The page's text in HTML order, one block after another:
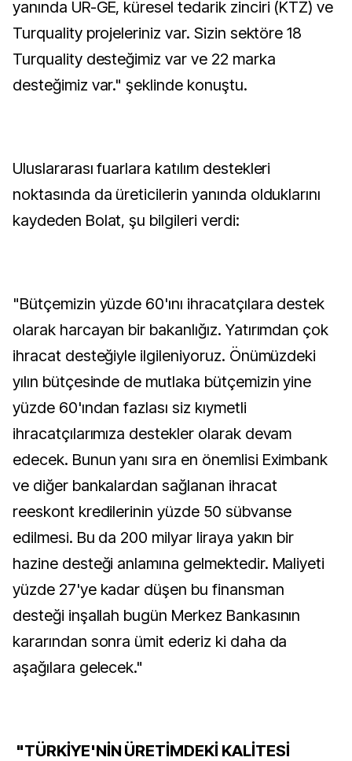
yanında UR-GE, küresel tedarik zinciri (KTZ) ve
Turquality projeleriniz var. Sizin sektöre 18
Turquality desteğimiz var ve 22 marka
desteğimiz var." şeklinde konuştu.
Uluslararası fuarlara katılım destekleri
noktasında da üreticilerin yanında olduklarını
kaydeden Bolat, şu bilgileri verdi:
"Bütçemizin yüzde 60'ını ihracatçılara destek
olarak harcayan bir bakanlığız. Yatırımdan çok
ihracat desteğiyle ilgileniyoruz. Önümüzdeki
yılın bütçesinde de mutlaka bütçemizin yine
yüzde 60'ından fazlası siz kıymetli
ihracatçılarımıza destekler olarak devam
edecek. Bunun yanı sıra en önemlisi Eximbank
ve diğer bankalardan sağlanan ihracat
reeskont kredilerinin yüzde 50 sübvanse
edilmesi. Bu da 200 milyar liraya yakın bir
hazine desteği anlamına gelmektedir. Maliyeti
yüzde 27'ye kadar düşen bu finansman
desteği inşallah bugün Merkez Bankasının
kararından sonra ümit ederiz ki daha da
aşağılara gelecek."
"TÜRKİYE'NİN ÜRETİMDEKİ KALİTESİ